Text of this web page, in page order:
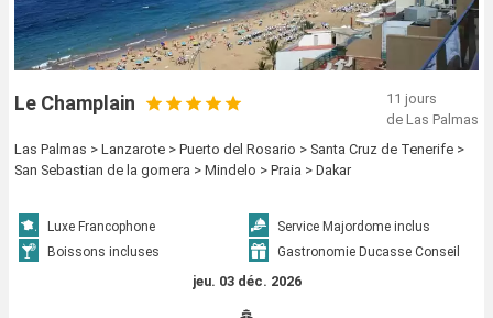
Le Champlain
11 jours
de Las Palmas
Las Palmas > Lanzarote > Puerto del Rosario > Santa Cruz de Tenerife >
San Sebastian de la gomera > Mindelo > Praia > Dakar
Luxe Francophone
Service Majordome inclus
Boissons incluses
Gastronomie Ducasse Conseil
jeu. 03 déc. 2026